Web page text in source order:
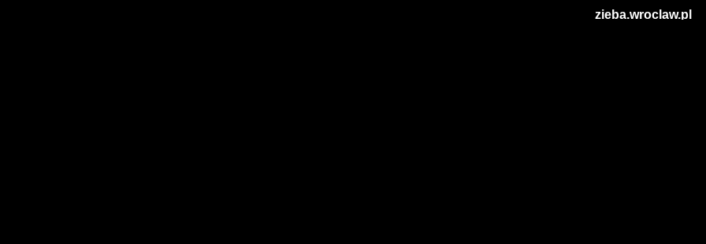
zieba.wroclaw.pl